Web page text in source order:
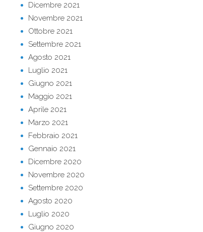
Dicembre 2021
Novembre 2021
Ottobre 2021
Settembre 2021
Agosto 2021
Luglio 2021
Giugno 2021
Maggio 2021
Aprile 2021
Marzo 2021
Febbraio 2021
Gennaio 2021
Dicembre 2020
Novembre 2020
Settembre 2020
Agosto 2020
Luglio 2020
Giugno 2020